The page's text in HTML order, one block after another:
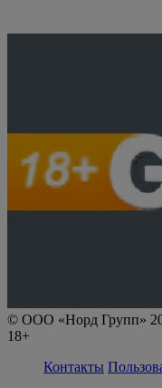
© ООО «Норд Групп»
18+
Контакты